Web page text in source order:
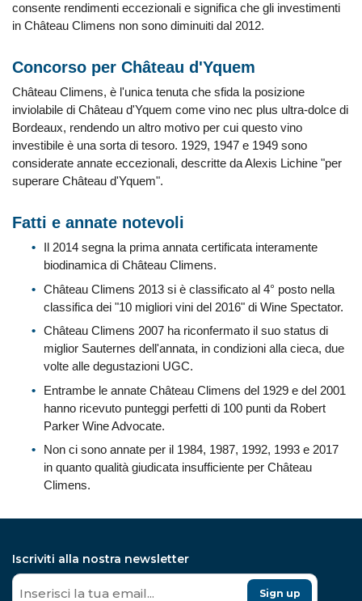
consente rendimenti eccezionali e significa che gli investimenti
in Château Climens non sono diminuiti dal 2012.
Concorso per Château d'Yquem
Château Climens, è l'unica tenuta che sfida la posizione
inviolabile di Château d'Yquem come vino nec plus ultra-dolce di
Bordeaux, rendendo un altro motivo per cui questo vino
investibile è una sorta di tesoro. 1929, 1947 e 1949 sono
considerate annate eccezionali, descritte da Alexis Lichine "per
superare Château d'Yquem".
Fatti e annate notevoli
Il 2014 segna la prima annata certificata interamente
biodinamica di Château Climens.
Château Climens 2013 si è classificato al 4° posto nella
classifica dei "10 migliori vini del 2016" di Wine Spectator.
Château Climens 2007 ha riconfermato il suo status di
miglior Sauternes dell'annata, in condizioni alla cieca, due
volte alle degustazioni UGC.
Entrambe le annate Château Climens del 1929 e del 2001
hanno ricevuto punteggi perfetti di 100 punti da Robert
Parker Wine Advocate.
Non ci sono annate per il 1984, 1987, 1992, 1993 e 2017
in quanto qualità giudicata insufficiente per Château
Climens.
Iscriviti alla nostra newsletter
Sign up